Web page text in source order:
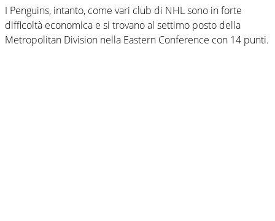
I Penguins, intanto, come vari club di NHL sono in forte
difficoltà economica e si trovano al settimo posto della
Metropolitan Division nella Eastern Conference con 14 punti.